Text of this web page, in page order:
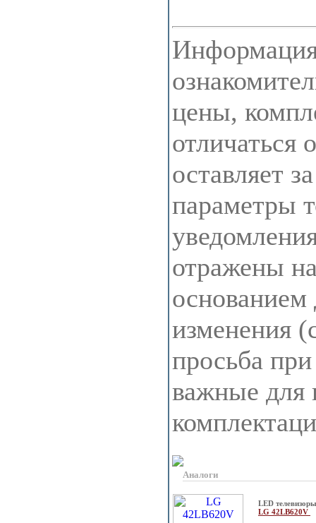
Информация
цены,
отличаться
оставляет
параметры
отражены
основанием
изменения
просьба
важные для
Аналоги
LED телевизоры
LG 42LB620V